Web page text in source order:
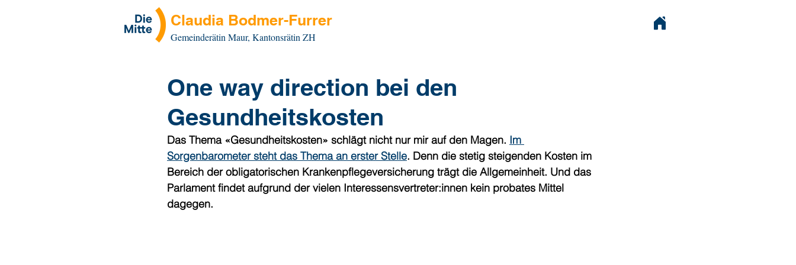
Claudia Bodmer-Furrer
Gemeinderätin Maur, Kantonsrätin ZH
One way direction bei den
Gesundheitskosten
Das Thema «Gesundheitskosten» schlägt nicht nur mir auf den Magen. Im
Sorgenbarometer steht das Thema an erster Stelle. Denn die stetig steigenden Kosten im
Bereich der obligatorischen Krankenpflegeversicherung trägt die Allgemeinheit. Und das
Parlament findet aufgrund der vielen Interessensvertreter:innen kein probates Mittel
dagegen.